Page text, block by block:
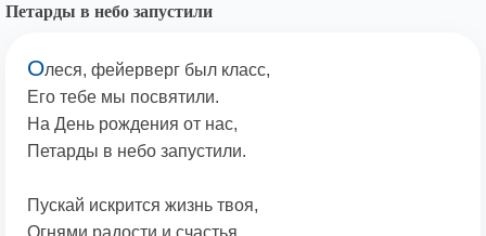
Петарды в небо запустили
Олеся, фейерверг был класс,
Его тебе мы посвятили.
На День рождения от нас,
Петарды в небо запустили.
Пускай искрится жизнь твоя,
Огнями радости и счастья.